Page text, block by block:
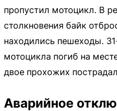
пропустил мотоцикл. В
столкновения байк
находились пешеходы.
мотоцикла погиб на
двое прохожих
Аварийное